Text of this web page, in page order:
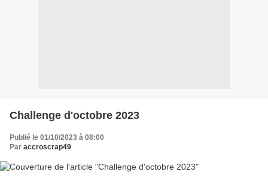
Challenge d'octobre 2023
Publié le 01/10/2023 à 08:00
Par accroscrap49